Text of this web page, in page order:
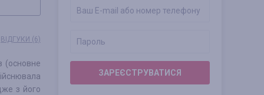
ЗАРЕЄСТРУВАТИСЯ
ВІДГУКИ (6)
(основне
з його